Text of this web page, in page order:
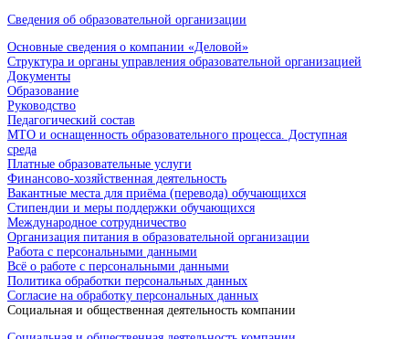
Сведения об образовательной организации
Основные сведения о компании «Деловой»
Структура и органы управления образовательной организацией
Документы
Образование
Руководство
Педагогический состав
МТО и оснащенность образовательного процесса. Доступная
среда
Платные образовательные услуги
Финансово-хозяйственная деятельность
Вакантные места для приёма (перевода) обучающихся
Стипендии и меры поддержки обучающихся
Международное сотрудничество
Организация питания в образовательной организации
Работа с персональными данными
Всё о работе с персональными данными
Политика обработки персональных данных
Согласие на обработку персональных данных
Социальная и общественная деятельность компании